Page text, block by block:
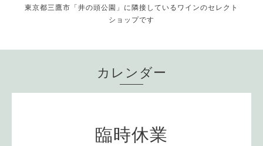
東京都三鷹市「井の頭公園」に隣接しているワインのセレクト
ショップです
カレンダー
臨時休業